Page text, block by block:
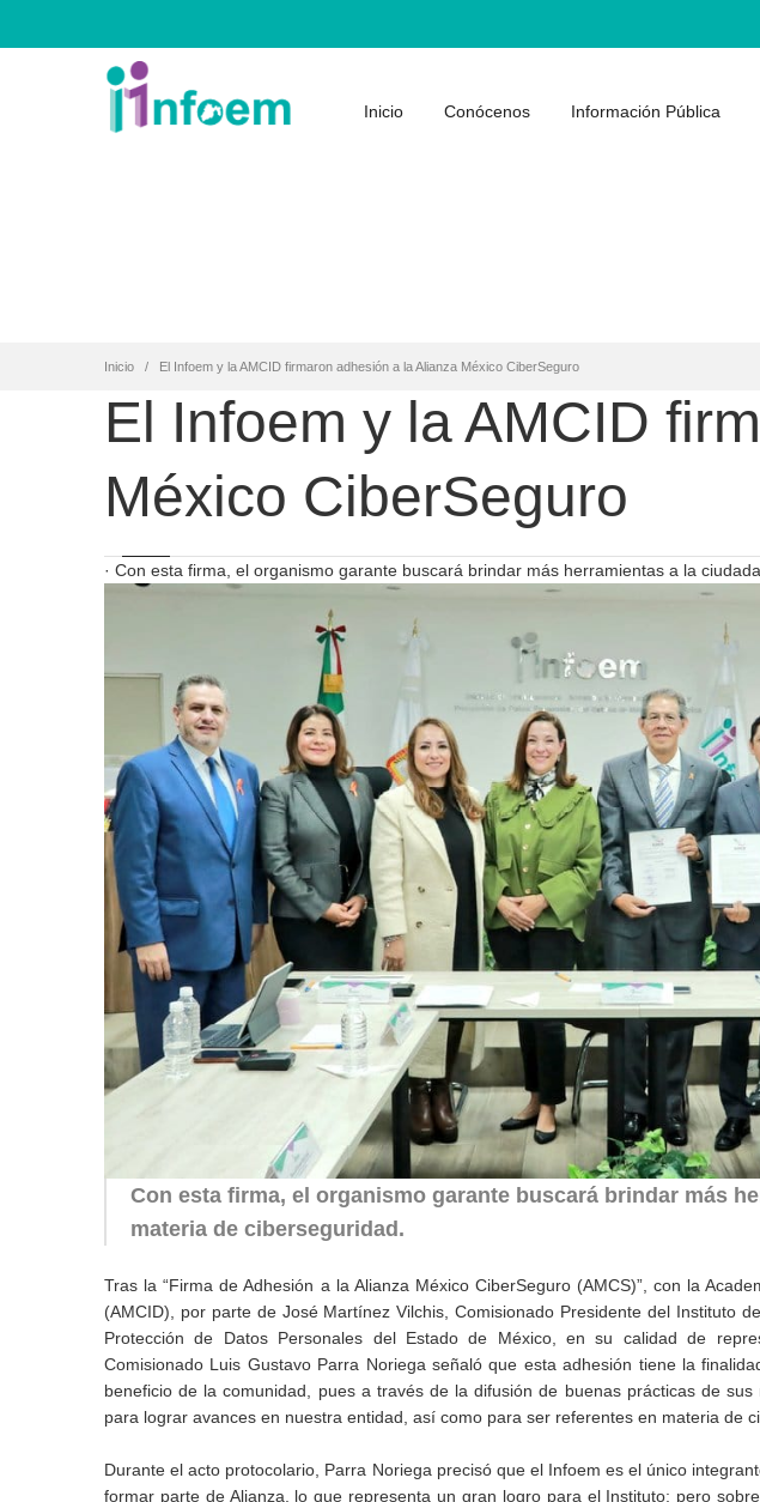
Inicio Conócenos Información Pública
Inicio El Infoem y la AMCID firmaron adhesión a la Alianza México CiberSeguro
El Infoem y la AMCID
México CiberSeguro
· Con esta firma, el organismo garante buscará brindar más herramientas a la
Con esta firma, el organismo garante buscará brindar más
materia de ciberseguridad.
Tras la “Firma de Adhesión a la Alianza México CiberSeguro (AMCS)”, con la
(AMCID), por parte de José Martínez Vilchis, Comisionado Presidente del Instituto
Protección de Datos Personales del Estado de México, en su calidad de
Comisionado Luis Gustavo Parra Noriega señaló que esta adhesión tiene la
beneficio de la comunidad, pues a través de la difusión de buenas prácticas de
para lograr avances en nuestra entidad, así como para ser referentes en materia de
Durante el acto protocolario, Parra Noriega precisó que el Infoem es el único
formar parte de Alianza, lo que representa un gran logro para el Instituto; pero